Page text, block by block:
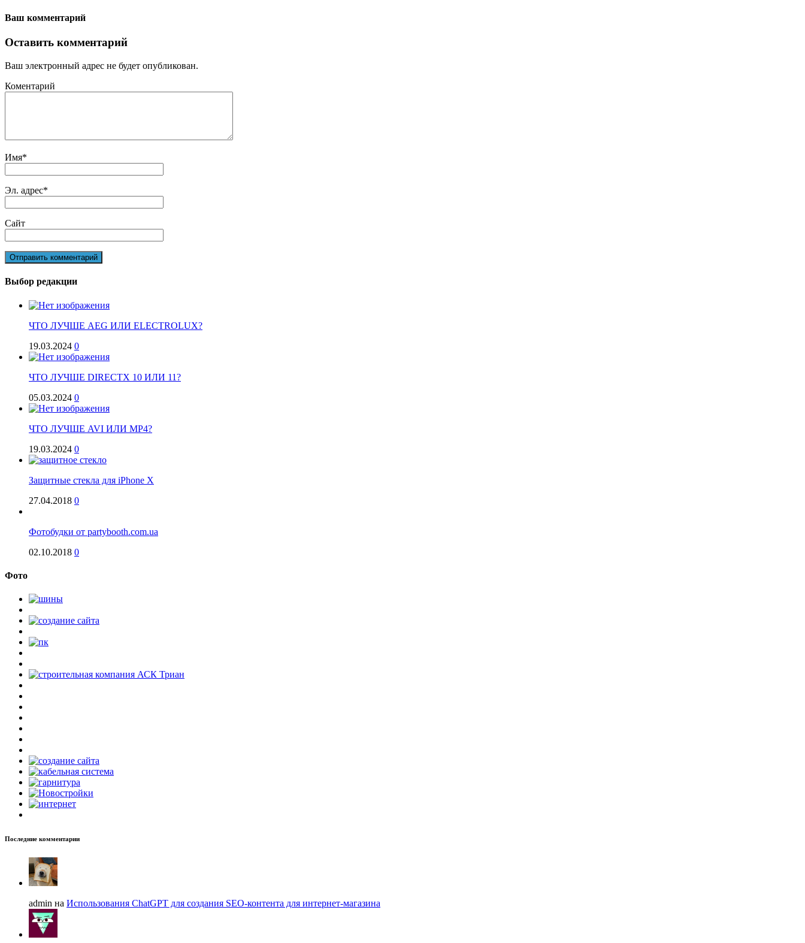
Ваш комментарий
Оставить комментарий
Ваш электронный адрес не будет опубликован.
Коментарий
Имя*
Эл. адрес*
Сайт
Выбор редакции
ЧТО ЛУЧШЕ AEG ИЛИ ELECTROLUX?
19.03.2024 0
ЧТО ЛУЧШЕ DIRECTX 10 ИЛИ 11?
05.03.2024 0
ЧТО ЛУЧШЕ AVI ИЛИ MP4?
19.03.2024 0
Защитные стекла для iPhone Х
27.04.2018 0
Фотобудки от partybooth.com.ua
02.10.2018 0
Фото
Последние комментарии
admin на Использования ChatGPT для создания SEO-контента для интернет-магазина